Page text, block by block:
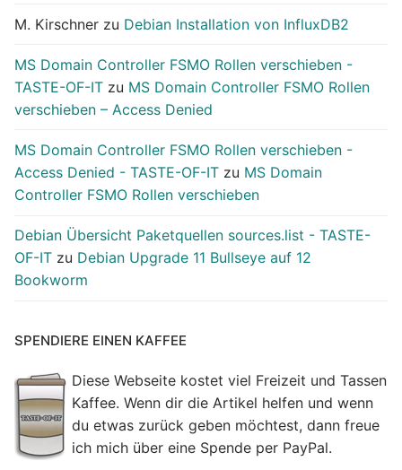
M. Kirschner zu Debian Installation von InfluxDB2
MS Domain Controller FSMO Rollen verschieben -
TASTE-OF-IT zu MS Domain Controller FSMO Rollen
verschieben – Access Denied
MS Domain Controller FSMO Rollen verschieben -
Access Denied - TASTE-OF-IT zu MS Domain
Controller FSMO Rollen verschieben
Debian Übersicht Paketquellen sources.list - TASTE-
OF-IT zu Debian Upgrade 11 Bullseye auf 12
Bookworm
SPENDIERE EINEN KAFFEE
Diese Webseite kostet viel Freizeit und Tassen
Kaffee. Wenn dir die Artikel helfen und wenn
du etwas zurück geben möchtest, dann freue
ich mich über eine Spende per PayPal.